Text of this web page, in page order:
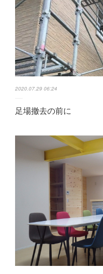
2020.07.29 06:24
足場撤去の前に